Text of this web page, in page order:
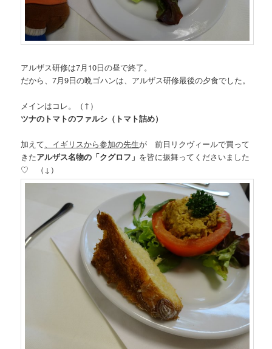
アルザス研修は7月10日の昼で終了。
だから、7月9日の晩ゴハンは、アルザス研修最後の夕食でした。
メインはコレ。（↑）
ツナのトマトのファルシ（トマト詰め）
加えて、イギリスから参加の先生が 前日リクヴィールで買って
きたアルザス名物の「クグロフ」 を皆に振舞ってくださいました
♡ （↓）